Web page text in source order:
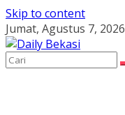
Skip to content
Jumat, Agustus 7, 2026